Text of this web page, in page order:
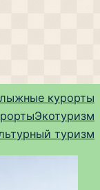
курорты
Экотуризм
туризм